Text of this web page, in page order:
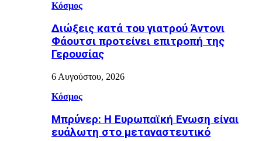
Κόσμος
Διώξεις κατά του γιατρού Άντονι
Φάουτσι προτείνει επιτροπή της
Γερουσίας
6 Αυγούστου, 2026
Κόσμος
Μπρύνερ: Η Ευρωπαϊκή Ενωση είναι
ευάλωτη στο μεταναστευτικό